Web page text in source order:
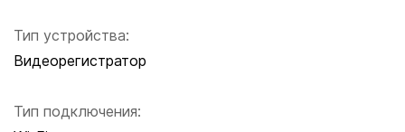
Тип устройства:
Видеорегистратор
Тип подключения: